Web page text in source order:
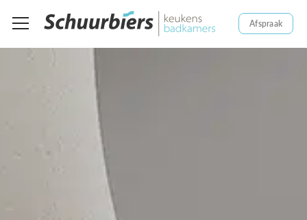
Afspraak